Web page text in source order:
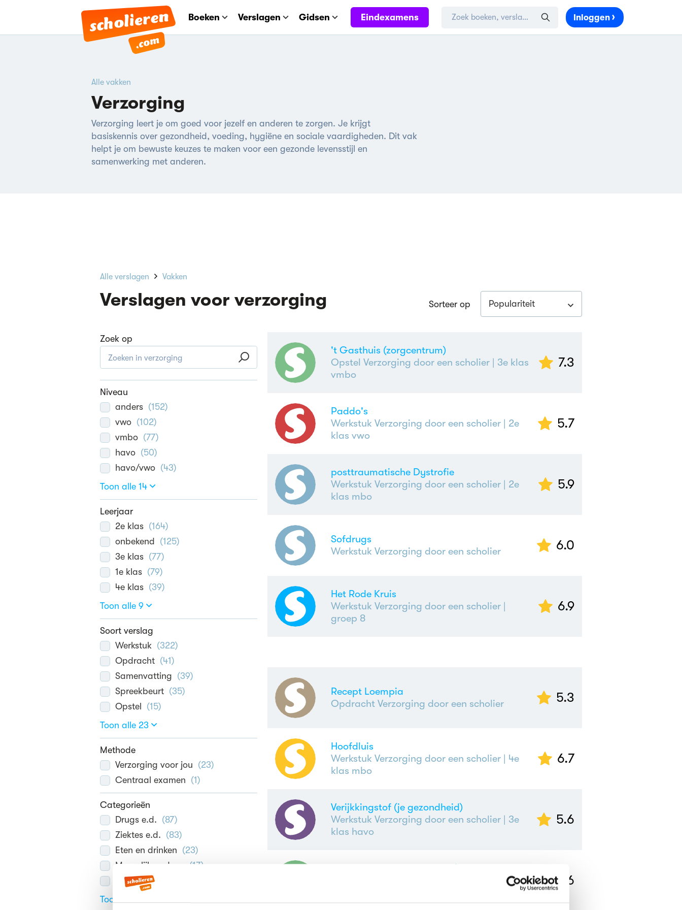
Boeken Verslagen Gidsen Eindexamens Inloggen
Alle vakken
Verzorging
Verzorging leert je om goed voor jezelf en anderen te zorgen. Je krijgt
basiskennis over gezondheid, voeding, hygiëne en sociale vaardigheden. Dit vak
helpt je om bewuste keuzes te maken voor een gezonde levensstijl en
samenwerking met anderen.
Alle verslagen Vakken
Verslagen voor verzorging Sorteer op Populariteit
Zoek op
Niveau
anders (152)
vwo (102)
vmbo (77)
havo (50)
havo/vwo (43)
Toon alle 14
Leerjaar
2e klas (164)
onbekend (125)
3e klas (77)
1e klas (79)
4e klas (39)
Toon alle 9
Soort verslag
Werkstuk (322)
Opdracht (41)
Samenvatting (39)
Spreekbeurt (35)
Opstel (15)
Toon alle 23
Methode
Verzorging voor jou (23)
Centraal examen (1)
Categorieën
Drugs e.d. (87)
Ziektes e.d. (83)
Eten en drinken (23)
Menselijk gedrag (17)
Werk, beroepen
Toon alle 22
't Gasthuis (zorgcentrum)
Opstel Verzorging door een scholier | 3e klas
vmbo
7.3
Paddo's
Werkstuk Verzorging door een scholier | 2e
klas vwo
5.7
posttraumatische Dystrofie
Werkstuk Verzorging door een scholier | 2e
klas mbo
5.9
Sofdrugs
Werkstuk Verzorging door een scholier
6.0
Het Rode Kruis
Werkstuk Verzorging door een scholier |
groep 8
6.9
Recept Loempia
Opdracht Verzorging door een scholier
5.3
Hoofdluis
Werkstuk Verzorging door een scholier | 4e
klas mbo
6.7
Verijkkingstof (je gezondheid)
Werkstuk Verzorging door een scholier | 3e
klas havo
5.6
Ontwikkelingen van baby t/m jong
Samenvatting Verzorging door een scholier
6.6